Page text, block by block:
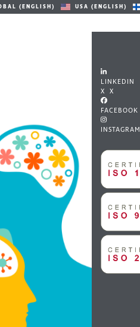
(ENGLISH) USA (ENGLISH)
LINKEDIN
X X
FACEBOOK
INSTAGRAM